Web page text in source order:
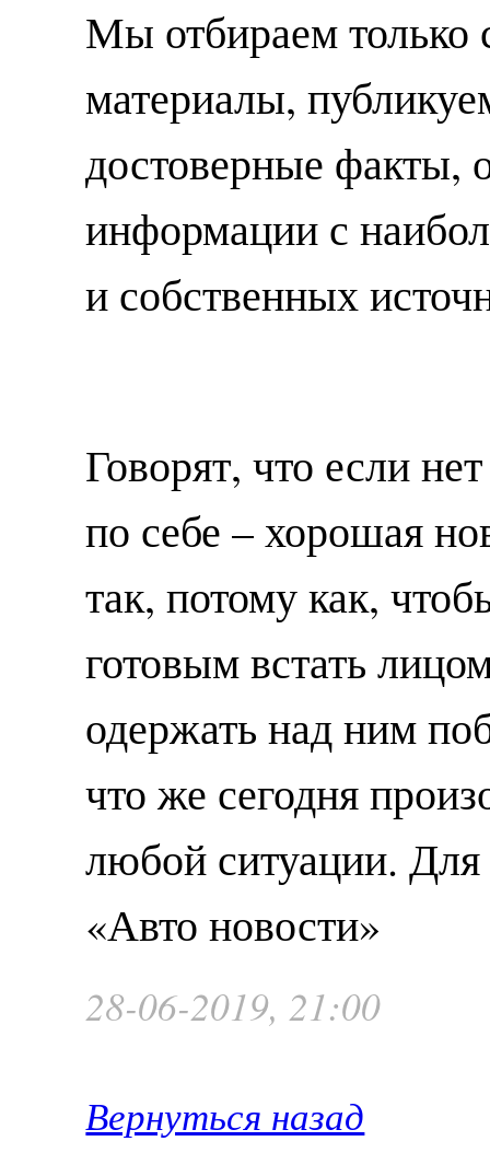
Мы отбираем только
материалы,
достоверные факты,
информации с
и собственных
Говорят, что если
по себе – хорошая
так, потому как,
готовым встать
одержать над ним
что же сегодня
любой ситуации. Для
«Авто новости»
28-06-2019, 21:00
Вернуться назад